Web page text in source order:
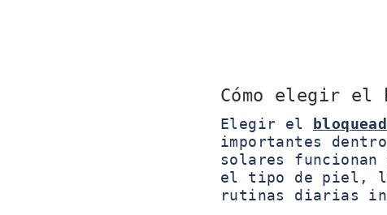
Cómo elegir el
Elegir el
importantes
solares
el tipo de piel,
rutinas diarias